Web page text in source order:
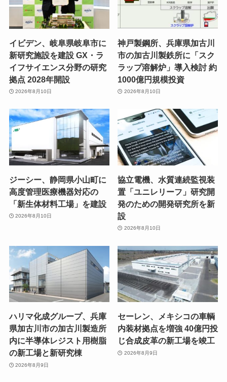
イビデン、岐阜県岐阜市に
新研究施設を建設 GX・ラ
イフサイエンス分野の研究
拠点 2028年開設
2026年8月10日
神戸製鋼所、兵庫県加古川
市の加古川製鉄所に「スク
ラップ溶解炉」導入検討 約
1000億円規模投資
2026年8月10日
ジーシー、静岡県小山町に
高度管理医療機器対応の
「新生体材料工場」を建設
2026年8月10日
協立電機、水質連続監視装
置「ユニレリーフ」研究開
発のための開発研究所を新
設
2026年8月10日
ハリマ化成グループ、兵庫
県加古川市の加古川製造所
内に半導体レジスト用樹脂
の新工場と新研究棟
2026年8月9日
セーレン、メキシコの車輌
内装材拠点を増強 40億円投
じ合成皮革の新工場を竣工
2026年8月9日